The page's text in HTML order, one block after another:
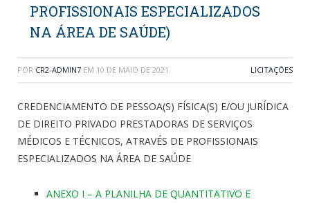
PROFISSIONAIS ESPECIALIZADOS
NA ÁREA DE SAÚDE)
POR CR2-ADMIN7 EM 10 DE MAIO DE 2021 LICITAÇÕES
CREDENCIAMENTO DE PESSOA(S) FÍSICA(S) E/OU JURÍDICA
DE DIREITO PRIVADO PRESTADORAS DE SERVIÇOS
MÉDICOS E TÉCNICOS, ATRAVÉS DE PROFISSIONAIS
ESPECIALIZADOS NA ÁREA DE SAÚDE
ANEXO I – A PLANILHA DE QUANTITATIVO E